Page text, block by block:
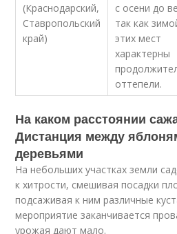
(Краснодарский,
Ставропольский
край)
с осени до
так как
этих мест
характерны
оттепели.
На каком расстоянии
Дистанция между
деревьями
На небольших участках земли
к хитрости, смешивая посадки
подсаживая к ним различные
мероприятие заканчивается
урожая дают мало.